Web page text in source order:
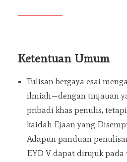
PERCAKAPAN
MEJA BUNDAR
BLOG
BERITA
CARI
TENTANG
KONTAK
Ketentuan Umum
Tulisan bergaya esai
ilmiah—dengan tinjauan
pribadi khas penulis,
kaidah Ejaan yang
Adapun panduan
EYD V dapat dirujuk pada